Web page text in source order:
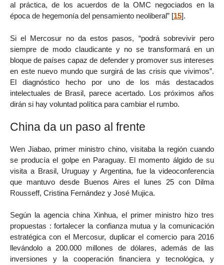
al práctica, de los acuerdos de la OMC negociados en la
época de hegemonía del pensamiento neoliberal” [15].
Si el Mercosur no da estos pasos, “podrá sobrevivir pero
siempre de modo claudicante y no se transformará en un
bloque de países capaz de defender y promover sus intereses
en este nuevo mundo que surgirá de las crisis que vivimos”.
El diagnóstico hecho por uno de los más destacados
intelectuales de Brasil, parece acertado. Los próximos años
dirán si hay voluntad política para cambiar el rumbo.
China da un paso al frente
Wen Jiabao, primer ministro chino, visitaba la región cuando
se producía el golpe en Paraguay. El momento álgido de su
visita a Brasil, Uruguay y Argentina, fue la videoconferencia
que mantuvo desde Buenos Aires el lunes 25 con Dilma
Rousseff, Cristina Fernández y José Mujica.
Según la agencia china Xinhua, el primer ministro hizo tres
propuestas : fortalecer la confianza mutua y la comunicación
estratégica con el Mercosur, duplicar el comercio para 2016
llevándolo a 200.000 millones de dólares, además de las
inversiones y la cooperación financiera y tecnológica, y